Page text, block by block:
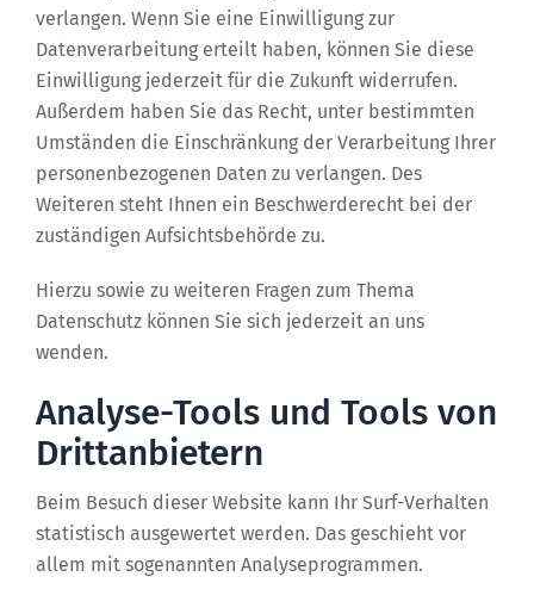
verlangen. Wenn Sie eine Einwilligung zur
Datenverarbeitung erteilt haben, können Sie diese
Einwilligung jederzeit für die Zukunft widerrufen.
Außerdem haben Sie das Recht, unter bestimmten
Umständen die Einschränkung der Verarbeitung Ihrer
personenbezogenen Daten zu verlangen. Des
Weiteren steht Ihnen ein Beschwerderecht bei der
zuständigen Aufsichtsbehörde zu.
Hierzu sowie zu weiteren Fragen zum Thema
Datenschutz können Sie sich jederzeit an uns
wenden.
Analyse-Tools und Tools von
Dritt­anbietern
Beim Besuch dieser Website kann Ihr Surf-Verhalten
statistisch ausgewertet werden. Das geschieht vor
allem mit sogenannten Analyseprogrammen.